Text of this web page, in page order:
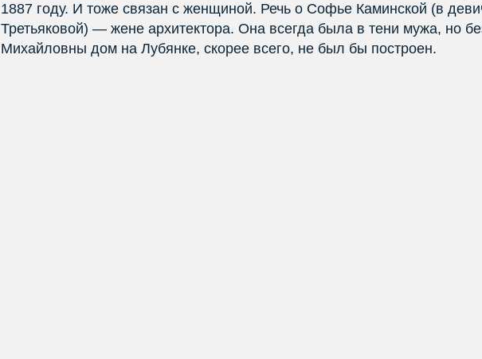
1887 году. И тоже связан с женщиной. Речь о Софье Каминской (в
Третьяковой) — жене архитектора. Она всегда была в тени мужа, но
Михайловны дом на Лубянке, скорее всего, не был бы построен.